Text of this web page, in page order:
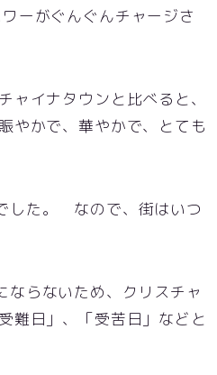
ーがぐんぐんチャージさ
イナタウンと比べると、
やかで、華やかで、とても
した。 なので、街はいつ
らないため、クリスチャ
難日」、「受苦日」などと